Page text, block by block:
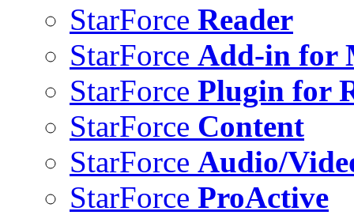
StarForce Reader
StarForce Add-in for
StarForce Plugin for
StarForce Content
StarForce Audio/
StarForce ProActive